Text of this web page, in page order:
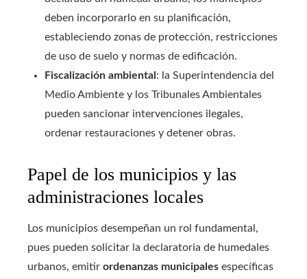
deben incorporarlo en su planificación,
estableciendo zonas de protección, restricciones
de uso de suelo y normas de edificación.
Fiscalización ambiental : la Superintendencia del
Medio Ambiente y los Tribunales Ambientales
pueden sancionar intervenciones ilegales,
ordenar restauraciones y detener obras.
Papel de los municipios y las
administraciones locales
Los municipios desempeñan un rol fundamental,
pues pueden solicitar la declaratoria de humedales
urbanos, emitir ordenanzas municipales específicas